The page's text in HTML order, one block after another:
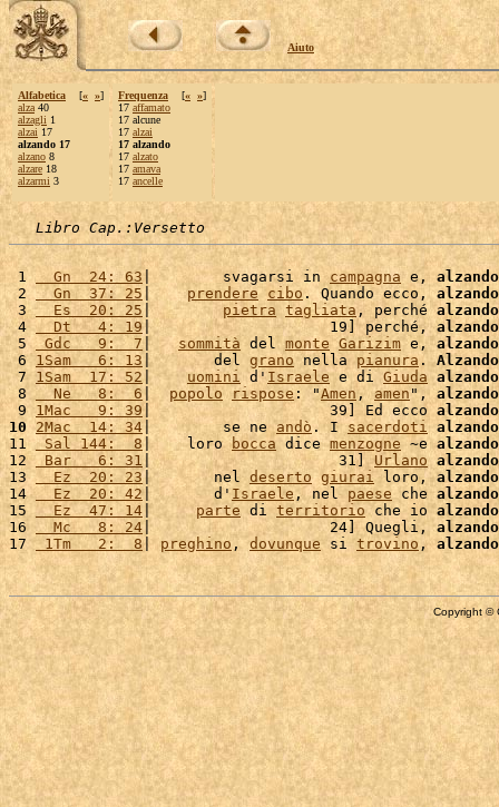
Aiuto
Alfabetica [« »]
alza 40
alzagli 1
alzai 17
alzando 17
alzano 8
alzare 18
alzarmi 3
Frequenza [« »]
17 affamato
17 alcune
17 alzai
17 alzando
17 alzato
17 amava
17 ancelle
Libro Cap.:Versetto
1
  Gn  24: 63
|        svagarsi in campagna e, alzando
2
  Gn  37: 25
| prendere cibo . Quando ecco, alzando
3
  Es  20: 25
| pietra tagliata , perché alzando
4
  Dt   4: 19
|                    19] perché, alzando
5 Gdc   9:  7 | sommità del monte Garizim e, alzando
6 1Sam   6: 13 |       del grano nella pianura . Alzando
7 1Sam  17: 52| uomini d' Israele e di Giuda alzando
8
  Ne   8:  6
| popolo rispose : "Amen , amen", alzando
9 1Mac   9: 39|                    39] Ed ecco alzando
10 2Mac  14: 34 |        se ne andò . I sacerdoti alzando
11 Sal 144:  8 |    loro bocca dice menzogne ~e alzando
12
Bar   6: 31 |                     31] Urlano alzando
13
  Ez  20: 23
|       nel deserto giurai loro, alzando
14
  Ez  20: 42
|       d' Israele , nel paese che alzando
15
  Ez  47: 14
| parte di territorio che io alzando
16
  Mc   8: 24
|                    24] Quegli, alzando
17 1Tm   2:  8| preghino , dovunque si trovino , alzando
Copyright ©